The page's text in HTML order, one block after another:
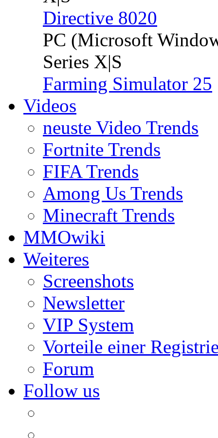
Directive 8020
PC (Microsoft
Series X|S
Farming Simulator 25
Videos
neuste Video Trends
Fortnite Trends
FIFA Trends
Among Us Trends
Minecraft Trends
MMOwiki
Weiteres
Screenshots
Newsletter
VIP System
Vorteile einer
Forum
Follow us